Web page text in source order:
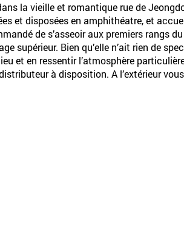
la vieille et romantique rue de
et disposées en amphithéatre, et
de s’asseoir aux premiers rangs
supérieur. Bien qu’elle n’ait rien de
et en ressentir l’atmosphère
à disposition. A l’extérieur